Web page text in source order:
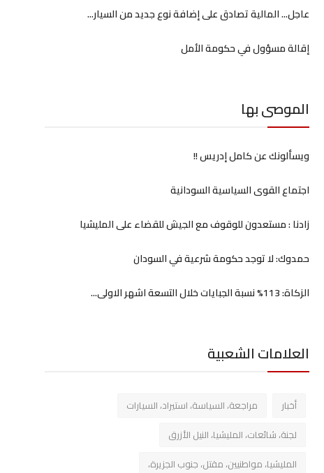
عاجل... المالية تصادق على إضافة نوع جديد من السيار...
إقالة مسؤول في حكومة الأمل
الموصى بها
ويسألونك عن كامل إدريس !!
اجتماع القوى السياسية السودانية
زادنا : مستعدون للوقوف مع الجيش للقضاء على المليشيا
حمدوك: لا توجد حكومة شرعية في السودان
الزكاة: 113% نسبة الجبايات خلال التسعة اشهر الاولى...
العلامات الشعبية
أخبار
مراجعة، السياسة، استيراد، السيارات
لجنة، شائعات، المليشيا، النيل الأزرق
المليشيا، مواطنيين، مقتل، جنوب الجزيرة،